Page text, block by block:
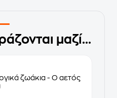
μαζί...
ζωάκια - Ο αετός